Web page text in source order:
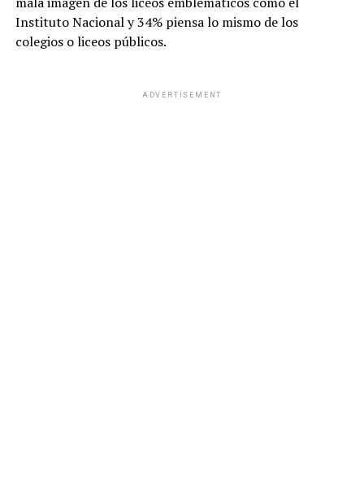
Instituto Nacional y 34% piensa lo mismo de los
colegios o liceos públicos.
ADVERTISEMENT